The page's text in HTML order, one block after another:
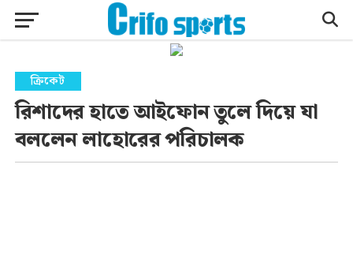
ক্রিকেট
রিশাদের হাতে আইফোন তুলে দিয়ে যা
বললেন লাহোরের পরিচালক